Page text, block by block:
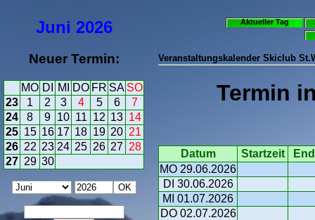
Juni 2026
Neuer Termin:
MO DI MI DO FR SA SO
23
1 2 3 4 5 6
7
24
8 9 10 11 12 13 14
25 15 16 17 18 19 20 21
26 22 23 24 25 26 27 28
27 29 30
Aktueller Tag
Veranstaltungskalender Skiclub
Termin
Datum Startzeit
MO 29.06.2026
DI 30.06.2026
MI 01.07.2026
DO 02.07.2026